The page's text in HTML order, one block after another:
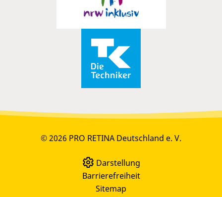
© 2026 PRO RETINA Deutschland e. V.
Darstellung
Barrierefreiheit
Sitemap